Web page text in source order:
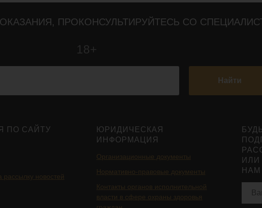
ПРОКОНСУЛЬТИРУЙТЕСЬ СО
18+
Найти
ПО САЙТУ
рассылку новостей
ЮРИДИЧЕСКАЯ
ИНФОРМАЦИЯ
Организационные документы
Нормативно-правовые документы
Контакты органов исполнительной
власти в сфере охраны здоровья